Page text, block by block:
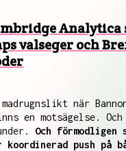
valseger och
när
en motsägelse.
Och
push på